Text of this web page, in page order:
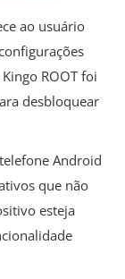
ao usuário
ROOT foi
desbloquear
Android
que não
esteja